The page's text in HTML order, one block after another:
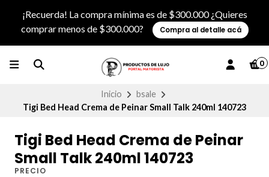
¡Recuerda! La compra mínima es de $300.000 ¿Quieres
comprar menos de $300.000?
Compra al detalle acá
0
Inicio
bsale
Tigi Bed Head Crema de Peinar Small Talk 240ml 140723
Tigi Bed Head Crema de Peinar
Small Talk 240ml 140723
PRECIO